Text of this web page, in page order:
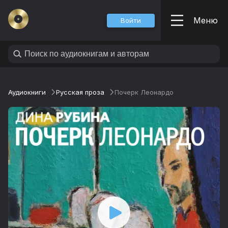
Войти Меню
Аудиокниги Русская проза Почерк Леонардо